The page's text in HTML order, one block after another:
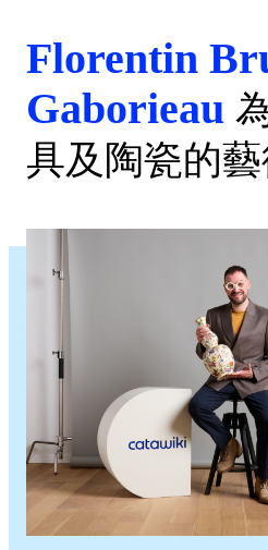
Florentin
Gaborieau
具及陶瓷的